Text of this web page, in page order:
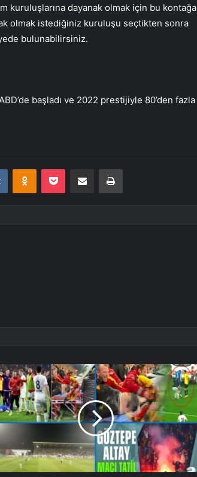
kuruluşlarına dayanak olmak için bu kontağa
olmak istediğiniz kuruluşu seçtikten sonra
bulunabilirsiniz.
başladı ve 2022 prestijiyle 80’den fazla
VKontakteOdnoklassniki
Pocket E-Posta ile paylaş Yazdır